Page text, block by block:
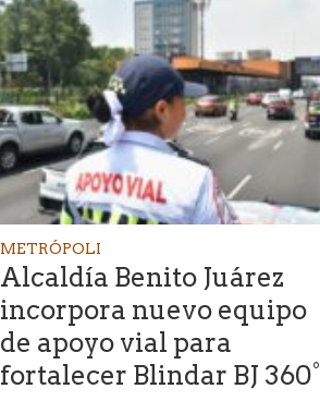
METRÓPOLI
Alcaldía Benito Juárez
incorpora nuevo equipo
de apoyo vial para
fortalecer Blindar BJ 360°